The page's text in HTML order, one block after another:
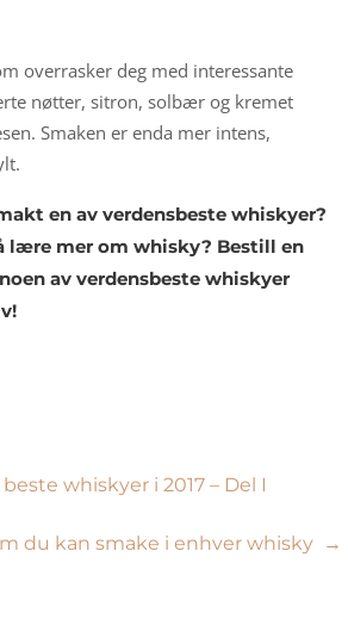
overrasker deg med interessante
nøtter, sitron, solbær og kremet
Smaken er enda mer intens,
en av verdensbeste whiskyer?
lære mer om whisky? Bestill en
av verdensbeste whiskyer
whiskyer i 2017 – Del I
du kan smake i enhver whisky →